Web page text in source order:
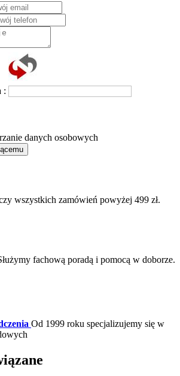
:
danych osobowych
wszystkich zamówień powyżej 499 zł.
fachową poradą i pomocą w doborze.
Od 1999 roku specjalizujemy się w